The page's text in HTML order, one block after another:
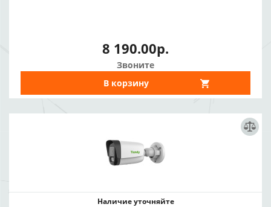
8 190.00р.
Звоните
В корзину
Наличие уточняйте